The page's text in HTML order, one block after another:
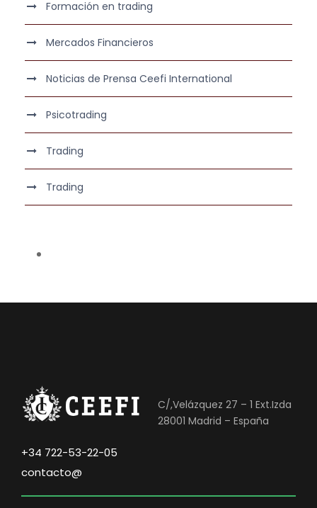
Formación en trading
Mercados Financieros
Noticias de Prensa Ceefi International
Psicotrading
Trading
Trading
C/,Velázquez 27 – 1 Ext.Izda
28001 Madrid – España
+34 722-53-22-05
contacto@